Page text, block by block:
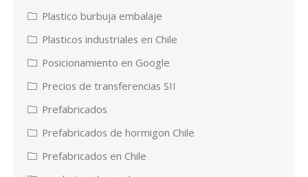
Plastico burbuja embalaje
Plasticos industriales en Chile
Posicionamiento en Google
Precios de transferencias SII
Prefabricados
Prefabricados de hormigon Chile
Prefabricados en Chile